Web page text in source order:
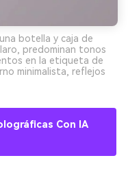
botella y caja de
predominan tonos
en la etiqueta de
minimalista, reflejos
Con IA